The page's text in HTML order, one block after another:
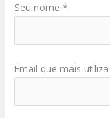
Seu nome *
Email que mais